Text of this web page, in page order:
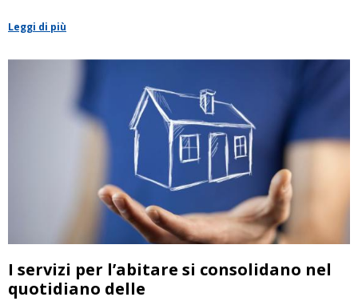
Leggi di più
I servizi per l’abitare si consolidano nel
quotidiano delle